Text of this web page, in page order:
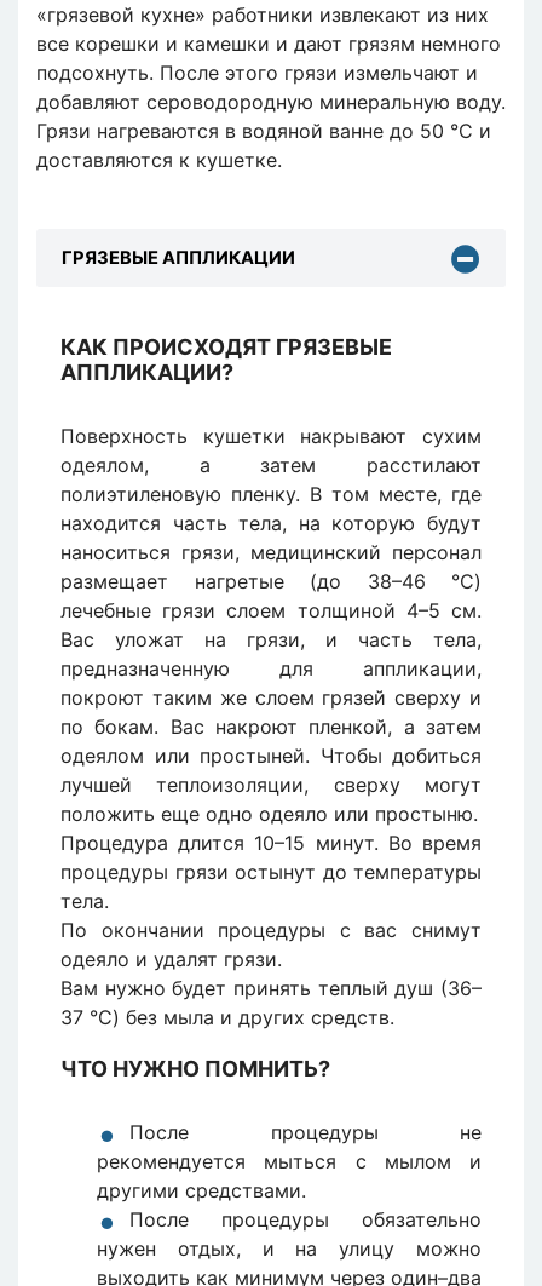
«грязевой кухне» работники извлекают из них
все корешки и камешки и дают грязям немного
подсохнуть. После этого грязи измельчают и
добавляют сероводородную минеральную воду.
Грязи нагреваются в водяной ванне до 50 °C и
доставляются к кушетке.
ГРЯЗЕВЫЕ АППЛИКАЦИИ
КАК ПРОИСХОДЯТ ГРЯЗЕВЫЕ
АППЛИКАЦИИ?
Поверхность кушетки накрывают сухим
одеялом, а затем расстилают
полиэтиленовую пленку. В том месте, где
находится часть тела, на которую будут
наноситься грязи, медицинский персонал
размещает нагретые (до 38–46 °C)
лечебные грязи слоем толщиной 4–5 см.
Вас уложат на грязи, и часть тела,
предназначенную для аппликации,
покроют таким же слоем грязей сверху и
по бокам. Вас накроют пленкой, а затем
одеялом или простыней. Чтобы добиться
лучшей теплоизоляции, сверху могут
положить еще одно одеяло или простыню.
Процедура длится 10–15 минут. Во время
процедуры грязи остынут до температуры
тела.
По окончании процедуры с вас снимут
одеяло и удалят грязи.
Вам нужно будет принять теплый душ (36–
37 °C) без мыла и других средств.
ЧТО НУЖНО ПОМНИТЬ?
После процедуры не
рекомендуется мыться с мылом и
другими средствами.
После процедуры обязательно
нужен отдых, и на улицу можно
выходить как минимум через один–два